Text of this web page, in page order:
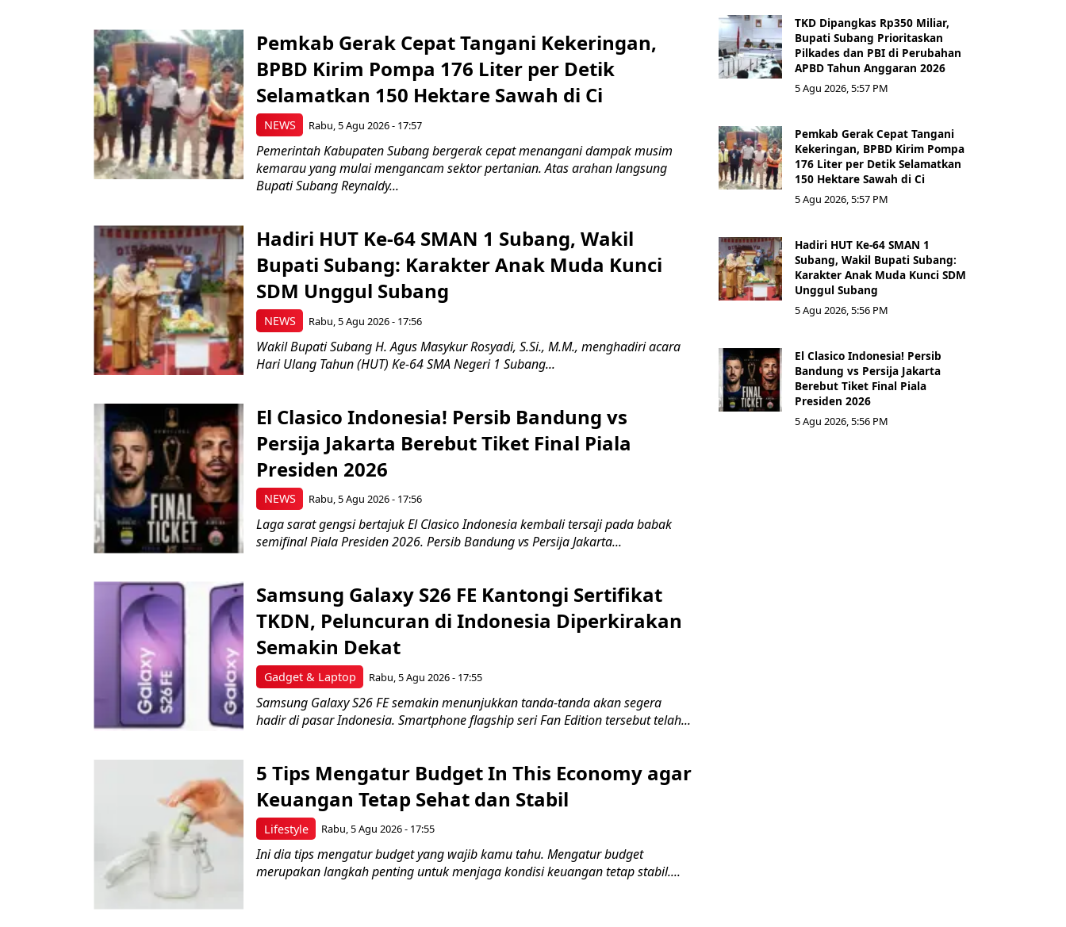
NEWS
Pemkab Gerak Cepat Tangani Kekeringan,
BPBD Kirim Pompa 176 Liter per Detik
Selamatkan 150 Hektare Sawah di Ci
Rabu, 5 Agu 2026 - 17:57
Pemerintah Kabupaten Subang bergerak cepat menangani dampak musim
kemarau yang mulai mengancam sektor pertanian. Atas arahan langsung
Bupati Subang Reynaldy...
NEWS
Hadiri HUT Ke-64 SMAN 1 Subang, Wakil
Bupati Subang: Karakter Anak Muda Kunci
SDM Unggul Subang
Rabu, 5 Agu 2026 - 17:56
Wakil Bupati Subang H. Agus Masykur Rosyadi, S.Si., M.M., menghadiri acara
Hari Ulang Tahun (HUT) Ke-64 SMA Negeri 1 Subang...
NEWS
El Clasico Indonesia! Persib Bandung vs
Persija Jakarta Berebut Tiket Final Piala
Presiden 2026
Rabu, 5 Agu 2026 - 17:56
Laga sarat gengsi bertajuk El Clasico Indonesia kembali tersaji pada babak
semifinal Piala Presiden 2026. Persib Bandung vs Persija Jakarta...
Gadget & Laptop
Samsung Galaxy S26 FE Kantongi Sertifikat
TKDN, Peluncuran di Indonesia Diperkirakan
Semakin Dekat
Rabu, 5 Agu 2026 - 17:55
Samsung Galaxy S26 FE semakin menunjukkan tanda-tanda akan segera
hadir di pasar Indonesia. Smartphone flagship seri Fan Edition tersebut telah...
Lifestyle
5 Tips Mengatur Budget In This Economy agar
Keuangan Tetap Sehat dan Stabil
Rabu, 5 Agu 2026 - 17:55
Ini dia tips mengatur budget yang wajib kamu tahu. Mengatur budget
merupakan langkah penting untuk menjaga kondisi keuangan tetap stabil....
TKD Dipangkas Rp350 Miliar,
Bupati Subang Prioritaskan
Pilkades dan PBI di Perubahan
APBD Tahun Anggaran 2026
5 Agu 2026, 5:57 PM
Pemkab Gerak Cepat Tangani
Kekeringan, BPBD Kirim Pompa
176 Liter per Detik Selamatkan
150 Hektare Sawah di Ci
5 Agu 2026, 5:57 PM
Hadiri HUT Ke-64 SMAN 1
Subang, Wakil Bupati Subang:
Karakter Anak Muda Kunci SDM
Unggul Subang
5 Agu 2026, 5:56 PM
El Clasico Indonesia! Persib
Bandung vs Persija Jakarta
Berebut Tiket Final Piala
Presiden 2026
5 Agu 2026, 5:56 PM